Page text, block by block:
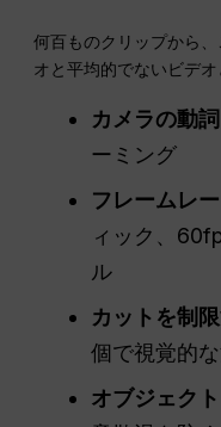
何百ものクリップから
オと平均的でないビデ
カメラの動詞
ーミング
フレームレ
ィック、
ル
カットを制限
個で視覚的
オブジェク